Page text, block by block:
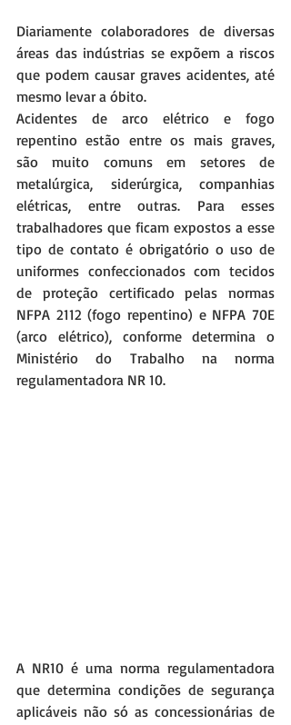
Diariamente colaboradores de diversas
áreas das indústrias se expõem a riscos
que podem causar graves acidentes, até
mesmo levar a óbito.
Acidentes de arco elétrico e fogo
repentino estão entre os mais graves,
são muito comuns em setores de
metalúrgica, siderúrgica, companhias
elétricas, entre outras. Para esses
trabalhadores que ficam expostos a esse
tipo de contato é obrigatório o uso de
uniformes confeccionados com tecidos
de proteção certificado pelas normas
NFPA 2112 (fogo repentino) e NFPA 70E
(arco elétrico), conforme determina o
Ministério do Trabalho na norma
regulamentadora NR 10.
A NR10 é uma norma regulamentadora
que determina condições de segurança
aplicáveis não só as concessionárias de